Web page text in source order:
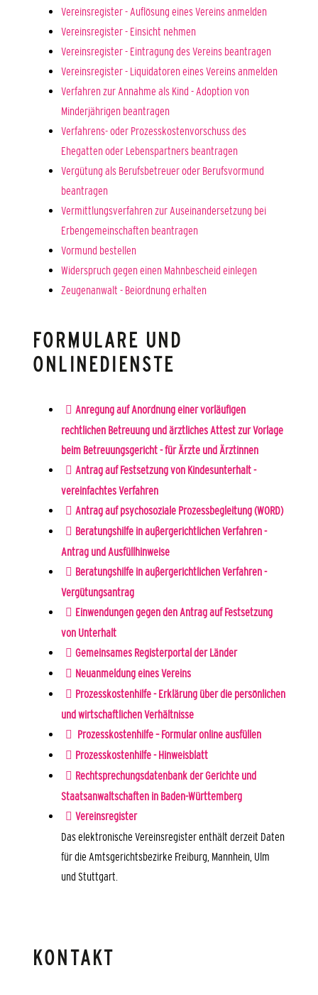
Vereinsregister - Auflösung eines Vereins anmelden
Vereinsregister - Einsicht nehmen
Vereinsregister - Eintragung des Vereins beantragen
Vereinsregister - Liquidatoren eines Vereins anmelden
Verfahren zur Annahme als Kind - Adoption von
Minderjährigen beantragen
Verfahrens- oder Prozesskostenvorschuss des
Ehegatten oder Lebenspartners beantragen
Vergütung als Berufsbetreuer oder Berufsvormund
beantragen
Vermittlungsverfahren zur Auseinandersetzung bei
Erbengemeinschaften beantragen
Vormund bestellen
Widerspruch gegen einen Mahnbescheid einlegen
Zeugenanwalt - Beiordnung erhalten
FORMULARE UND
ONLINEDIENSTE
Anregung auf Anordnung einer vorläufigen
rechtlichen Betreuung und ärztliches Attest zur Vorlage
beim Betreuungsgericht - für Ärzte und Ärztinnen
Antrag auf Festsetzung von Kindesunterhalt -
vereinfachtes Verfahren
Antrag auf psychosoziale Prozessbegleitung (WORD)
Beratungshilfe in außergerichtlichen Verfahren -
Antrag und Ausfüllhinweise
Beratungshilfe in außergerichtlichen Verfahren -
Vergütungsantrag
Einwendungen gegen den Antrag auf Festsetzung
von Unterhalt
Gemeinsames Registerportal der Länder
Neuanmeldung eines Vereins
Prozesskostenhilfe - Erklärung über die persönlichen
und wirtschaftlichen Verhältnisse
Prozesskosten­hilfe – Formular online ausfüllen
Prozesskostenhilfe - Hinweisblatt
Rechtsprechungsdatenbank der Gerichte und
Staatsanwaltschaften in Baden-Württemberg
Vereinsregister
Das elektronische Vereinsregister enthält derzeit Daten
für die Amtsgerichtsbezirke Freiburg, Mannhein, Ulm
und Stuttgart.
KONTAKT